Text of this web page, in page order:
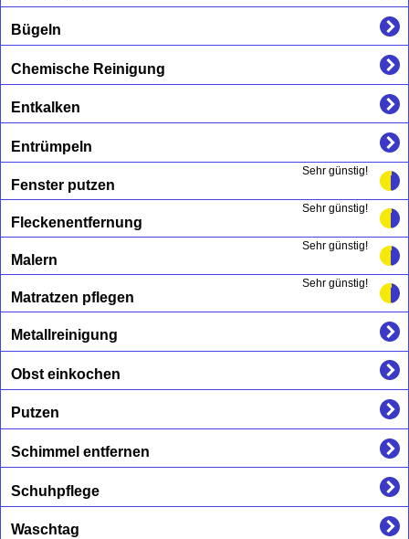
Bügeln
Chemische Reinigung
Entkalken
Entrümpeln
Sehr günstig!
Fenster putzen
Sehr günstig!
Fleckenentfernung
Sehr günstig!
Malern
Sehr günstig!
Matratzen pflegen
Metallreinigung
Obst einkochen
Putzen
Schimmel entfernen
Schuhpflege
Waschtag